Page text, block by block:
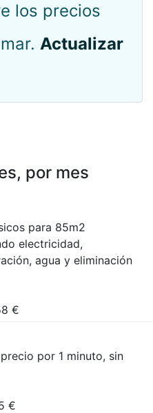
los precios
Actualizar
por mes
para 85m2
electricidad,
agua y eliminación
€
por 1 minuto, sin
€